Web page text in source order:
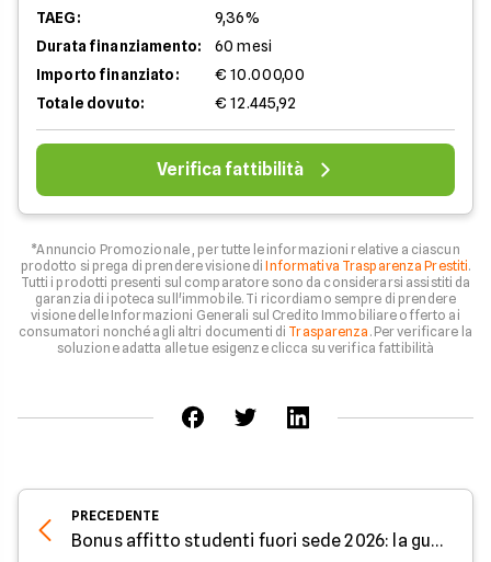
TAEG:
9,36%
Durata finanziamento:
60 mesi
Importo finanziato:
€ 10.000,00
Totale dovuto:
€ 12.445,92
Verifica fattibilità
*Annuncio Promozionale , per tutte le informazioni relative a ciascun
prodotto si prega di prendere visione diInformativa Trasparenza Prestiti.
Tutti i prodotti presenti sul comparatore sono da considerarsi assistiti da
garanzia di ipoteca sull'immobile. Ti ricordiamo sempre di prendere
visione delle Informazioni Generali sul Credito Immobiliare offerto ai
consumatori nonché agli altri documenti di Trasparenza . Per verificare la
soluzione adatta alle tue esigenze clicca su verifica fattibilità
PRECEDENTE
Bonus affitto studenti fuori sede 2026: la guida per non sbagliare scelta